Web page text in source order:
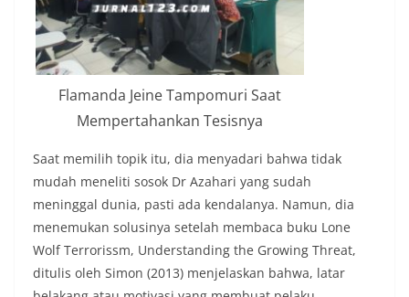
Flamanda Jeine Tampomuri Saat
Mempertahankan Tesisnya
Saat memilih topik itu, dia menyadari bahwa tidak
mudah meneliti sosok Dr Azahari yang sudah
meninggal dunia, pasti ada kendalanya. Namun, dia
menemukan solusinya setelah membaca buku Lone
Wolf Terrorissm, Understanding the Growing Threat,
ditulis oleh Simon (2013) menjelaskan bahwa, latar